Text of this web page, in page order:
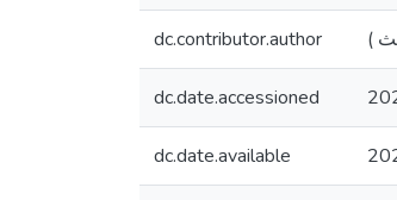
dc.contributor.author )
dc.date.accessioned
dc.date.available